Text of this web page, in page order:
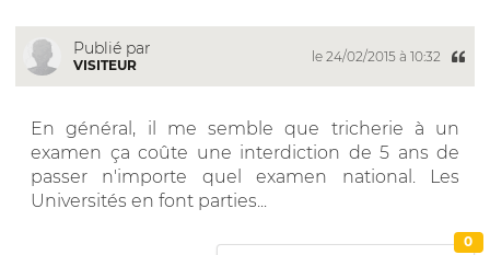
Publié par
VISITEUR
le 24/02/2015 à 10:32
En général, il me semble que tricherie à un
examen ça coûte une interdiction de 5 ans de
passer n'importe quel examen national. Les
Universités en font parties...
0